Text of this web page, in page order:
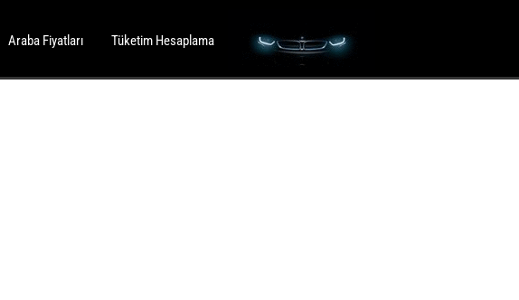
Araba Fiyatları Tüketim Hesaplama